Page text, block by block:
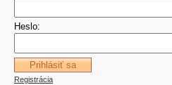
Heslo:
Registrácia